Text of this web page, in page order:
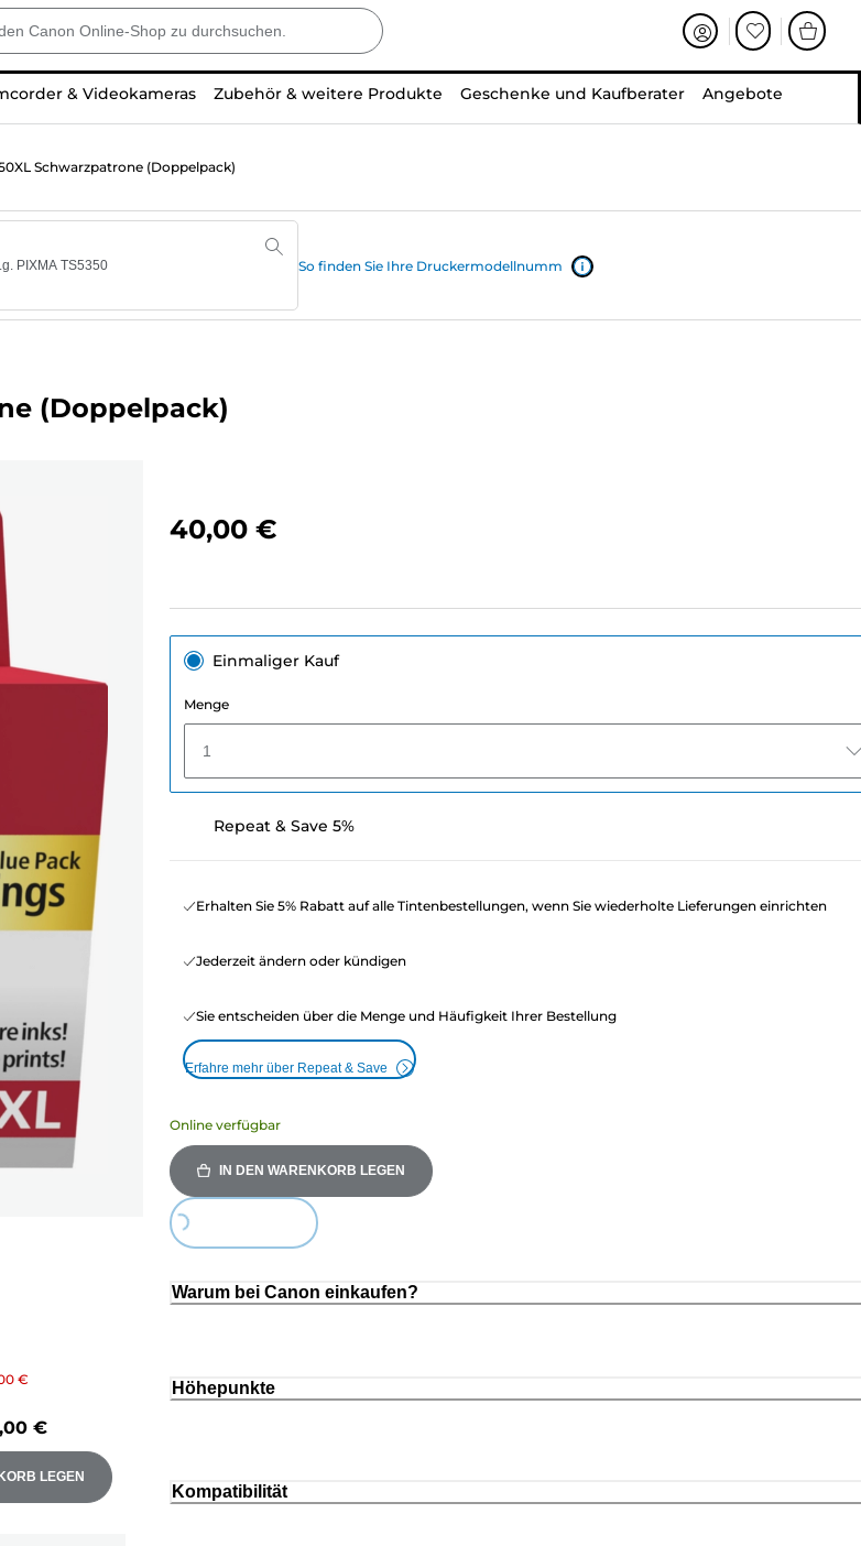
& Videokameras Zubehör & weitere Produkte Geschenke und Kaufberater Angebote
Schwarzpatrone (Doppelpack)
So finden Sie Ihre Druckermodellnumm
(Doppelpack)
€
€
LEGEN
40,00 €
Einmaliger Kauf
Menge
1
Repeat & Save 5%
Erhalten Sie 5% Rabatt auf alle Tintenbestellungen, wenn Sie wiederholte Lieferungen einrichten
Jederzeit ändern oder kündigen
Sie entscheiden über die Menge und Häufigkeit Ihrer Bestellung
Erfahre mehr über Repeat & Save
Online verfügbar
IN DEN WARENKORB LEGEN
Loading...
Warum bei Canon einkaufen?
Höhepunkte
Kompatibilität